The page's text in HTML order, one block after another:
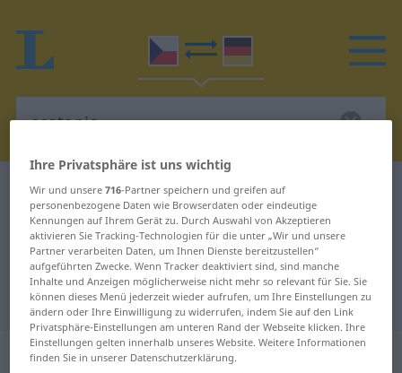
Tschechisch-Deutsch Wörterbuch cestopis
Tschechisch-Deutsch Übersetzung
für "cestopis"
"cestopis" Deutsch Übersetzung
„cestopis“: maskulin
Ihre Privatsphäre ist uns wichtig
Wir und unsere716-Partner speichern und greifen auf
personenbezogene Daten wie Browserdaten oder eindeutige
Kennungen auf Ihrem Gerät zu. Durch Auswahl von Akzeptieren
aktivieren Sie Tracking-Technologien für die unter „Wir und unsere
Partner verarbeiten Daten, um Ihnen Dienste bereitzustellen“
aufgeführten Zwecke. Wenn Tracker deaktiviert sind, sind manche
Inhalte und Anzeigen möglicherweise nicht mehr so relevant für Sie. Sie
können dieses Menü jederzeit wieder aufrufen, um Ihre Einstellungen zu
ändern oder Ihre Einwilligung zu widerrufen, indem Sie auf den Link
Privatsphäre-Einstellungen am unteren Rand der Webseite klicken. Ihre
Einstellungen gelten innerhalb unseres Website. Weitere Informationen
finden Sie in unserer Datenschutzerklärung.